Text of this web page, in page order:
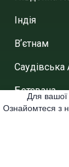
Індія
Вʼєтнам
Саудівська
Ботсвана
Для вашої
Ознайомтеся з